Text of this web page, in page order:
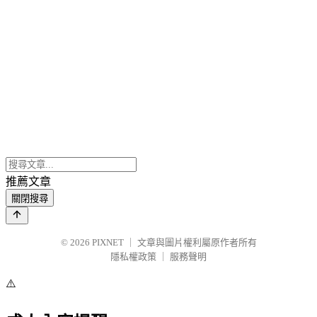
推薦文章
關閉搜尋
© 2026 PIXNET
文章與圖片權利屬原作者所有
隱私權政策
服務聲明
⚠️